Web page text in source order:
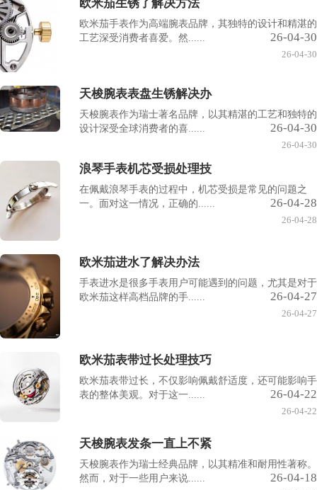
欧米茄生锈了解决方法
欧米茄手表作为高端腕表品牌，其独特的设计和精湛的
工艺深受消费者喜爱。然......
26-04-30
26-04-30
天梭腕表表盘生锈解决办
天梭腕表作为瑞士著名品牌，以其精湛的工艺和独特的
设计深受全球消费者的喜......
26-04-30
26-04-30
浪琴手表机芯受损处理技
在佩戴浪琴手表的过程中，机芯受损是常见的问题之
一。面对这一情况，正确的......
26-04-28
26-04-28
欧米茄进水了解决办法
手表进水是很多手表用户可能遇到的问题，尤其是对于
欧米茄这样高档品牌的手......
26-04-27
26-04-27
欧米茄表带过长处理技巧
欧米茄表带过长，不仅影响佩戴舒适度，还可能影响手
表的整体美观。对于这一......
26-04-22
26-04-22
天梭腕表发条一直上不紧
天梭腕表作为瑞士经典品牌，以其精准和耐用性著称。
然而，对于一些用户来说......
26-04-18